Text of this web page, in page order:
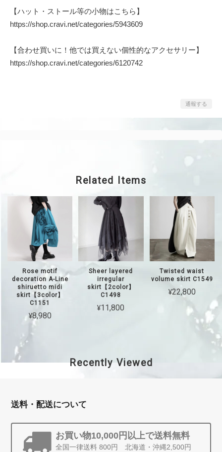
【ハット・ストール等の小物はこちら】
https://shop.cravi.net/categories/5943609
【合わせ買いに！他では買えない個性的なアクセサリー】
https://shop.cravi.net/categories/6120742
通報する
Related Items
Rose motif
decoration A-Line
shiruetto midi
skirt【3color】
C1151
¥8,980
Sheer layered
irregular
skirt【2color】
C1498
¥11,800
Twisted waist
volume skirt C1549
¥22,800
Recently Viewed
送料・配送について
お買い物10,000円以上で送料無料
全国一律送料 800円 北海道・沖縄2,500円